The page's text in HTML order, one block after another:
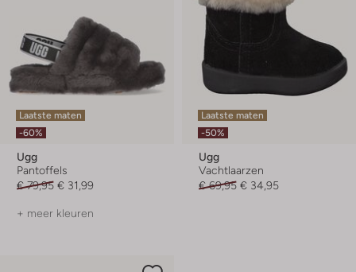
Laatste maten
-60%
Ugg
Pantoffels
€ 79,95 € 31,99
+ meer kleuren
Laatste maten
-50%
Ugg
Vachtlaarzen
€ 69,95 € 34,95